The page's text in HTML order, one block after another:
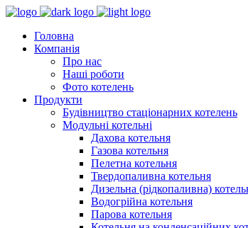
Головна
Компанія
Про нас
Наші роботи
Фото котелень
Продукти
Будівництво стаціонарних котелень
Модульні котельні
Дахова котельня
Газова котельня
Пелетна котельня
Твердопаливна котельня
Дизельна (рідкопаливна)
Водогрійна котельня
Парова котельня